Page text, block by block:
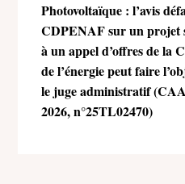
Photovoltaïque : l’avis
CDPENAF sur un projet
à un appel d’offres de la
de l’énergie peut faire
le juge administratif
2026, n°25TL02470)